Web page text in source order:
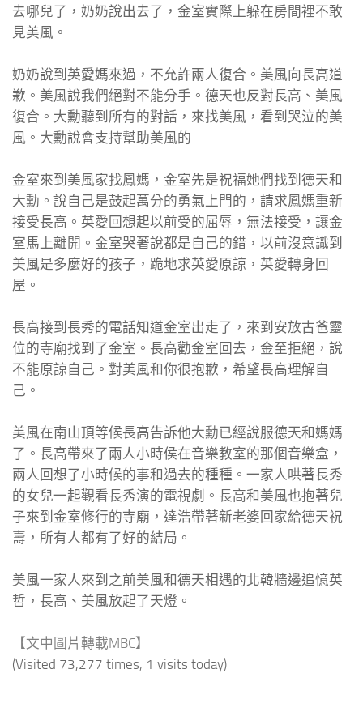
去哪兒了，奶奶說出去了，金室實際上躲在房間裡不敢
見美風。
奶奶說到英愛媽來過，不允許兩人復合。美風向長高道
歉。美風說我們絕對不能分手。德天也反對長高、美風
復合。大勳聽到所有的對話，來找美風，看到哭泣的美
風。大勳說會支持幫助美風的
金室來到美風家找鳳媽，金室先是祝福她們找到德天和
大勳。說自己是鼓起萬分的勇氣上門的，請求鳳媽重新
接受長高。英愛回想起以前受的屈辱，無法接受，讓金
室馬上離開。金室哭著說都是自己的錯，以前沒意識到
美風是多麼好的孩子，跪地求英愛原諒，英愛轉身回
屋。
長高接到長秀的電話知道金室出走了，來到安放古爸靈
位的寺廟找到了金室。長高勸金室回去，金至拒絕，說
不能原諒自己。對美風和你很抱歉，希望長高理解自
己。
美風在南山頂等候長高告訴他大勳已經說服德天和媽媽
了。長高帶來了兩人小時侯在音樂教室的那個音樂盒，
兩人回想了小時候的事和過去的種種。一家人哄著長秀
的女兒一起觀看長秀演的電視劇。長高和美風也抱著兒
子來到金室修行的寺廟，達浩帶著新老婆回家給德天祝
壽，所有人都有了好的結局。
美風一家人來到之前美風和德天相遇的北韓牆邊追憶英
哲，長高、美風放起了天燈。
【文中圖片轉載MBC】
(Visited 73,277 times, 1 visits today)